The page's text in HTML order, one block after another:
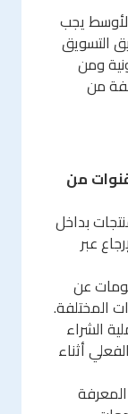
يجب
التسويق
ومن
من
من
بداخل
عبر
عن
المختلفة.
الشراء
أثناء